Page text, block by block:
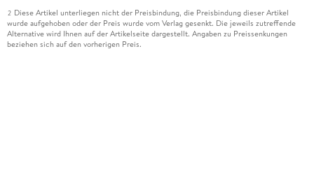
2 Diese Artikel unterliegen nicht der Preisbindung, die Preisbindung dieser Artikel
wurde aufgehoben oder der Preis wurde vom Verlag gesenkt. Die jeweils zutreffende
Alternative wird Ihnen auf der Artikelseite dargestellt. Angaben zu Preissenkungen
beziehen sich auf den vorherigen Preis.